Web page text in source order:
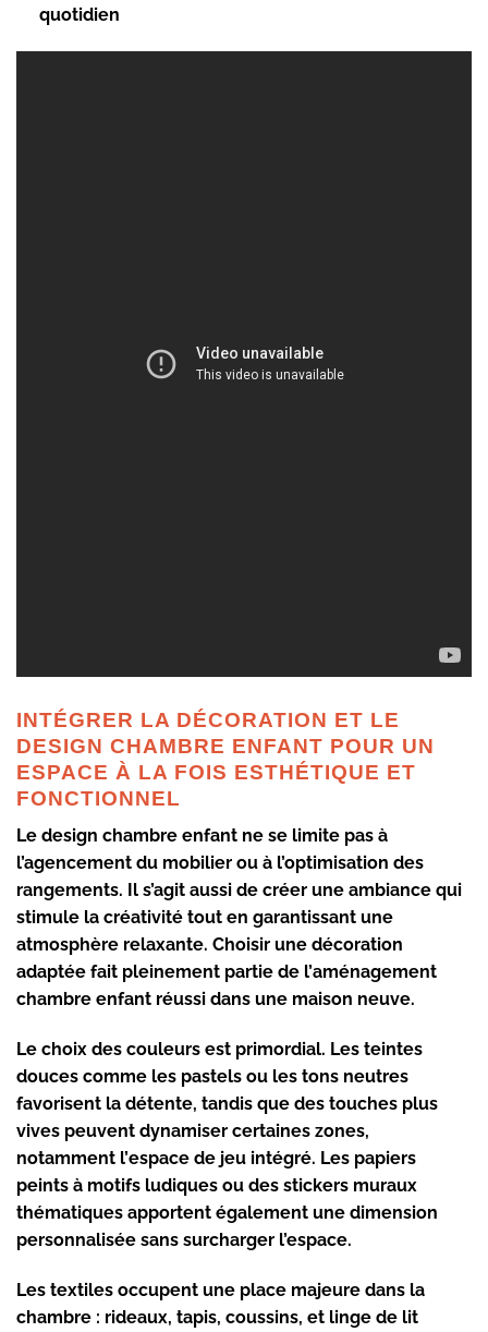
quotidien
INTÉGRER LA DÉCORATION ET LE
DESIGN CHAMBRE ENFANT POUR UN
ESPACE À LA FOIS ESTHÉTIQUE ET
FONCTIONNEL
Le design chambre enfant ne se limite pas à
l’agencement du mobilier ou à l’optimisation des
rangements. Il s’agit aussi de créer une ambiance qui
stimule la créativité tout en garantissant une
atmosphère relaxante. Choisir une décoration
adaptée fait pleinement partie de l’aménagement
chambre enfant réussi dans une maison neuve.
Le choix des couleurs est primordial. Les teintes
douces comme les pastels ou les tons neutres
favorisent la détente, tandis que des touches plus
vives peuvent dynamiser certaines zones,
notamment l’espace de jeu intégré. Les papiers
peints à motifs ludiques ou des stickers muraux
thématiques apportent également une dimension
personnalisée sans surcharger l’espace.
Les textiles occupent une place majeure dans la
chambre : rideaux, tapis, coussins, et linge de lit